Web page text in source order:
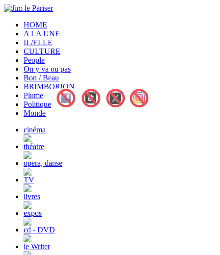
HOME
A LA UNE
IL/ELLE
CULTURE
People
On y va ou pas
Bon / Beau
BRIMBORION
Plume
Politique
Monde
cinéma
théatre
opera, danse
TV
livres
expos
cd - DVD
le Writer